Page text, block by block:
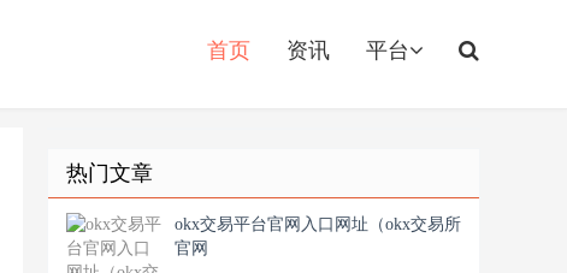
首页 资讯 平台
热门文章
okx交易平台官网入口网址（okx交易所
官网